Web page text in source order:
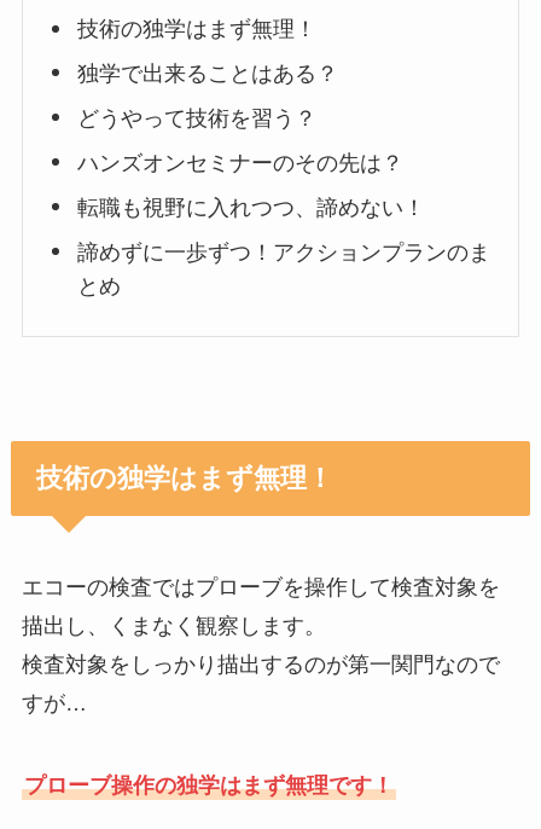
技術の独学はまず無理！
独学で出来ることはある？
どうやって技術を習う？
ハンズオンセミナーのその先は？
転職も視野に入れつつ、諦めない！
諦めずに一歩ずつ！アクションプランのま
とめ
技術の独学はまず無理！
エコーの検査ではプローブを操作して検査対象を
描出し、くまなく観察します。
検査対象をしっかり描出するのが第一関門なので
すが…
プローブ操作の独学はまず無理です！